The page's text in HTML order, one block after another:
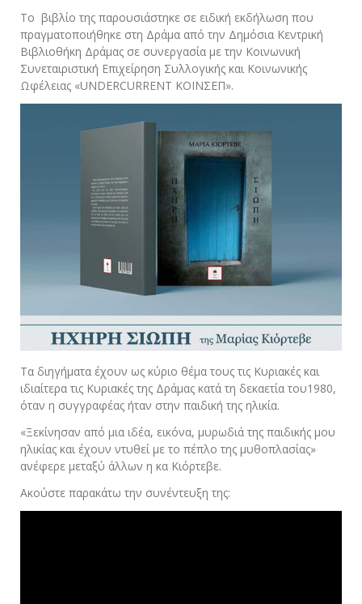
Το βιβλίο της παρουσιάστηκε σε ειδική εκδήλωση που
πραγματοποιήθηκε στη Δράμα από την Δημόσια Κεντρική
Βιβλιοθήκη Δράμας σε συνεργασία με την Κοινωνική
Συνεταιριστική Επιχείρηση Συλλογικής και Κοινωνικής
Ωφέλειας «UNDERCURRENT ΚΟΙΝΣΕΠ».
Τα διηγήματα έχουν ως κύριο θέμα τους τις Κυριακές και
ιδιαίτερα τις Κυριακές της Δράμας κατά τη δεκαετία του1980,
όταν η συγγραφέας ήταν στην παιδική της ηλικία.
«Ξεκίνησαν από μια ιδέα, εικόνα, μυρωδιά της παιδικής μου
ηλικίας και έχουν ντυθεί με το πέπλο της μυθοπλασίας»
ανέφερε μεταξύ άλλων η κα Κιόρτεβε.
Ακούστε παρακάτω την συνέντευξη της: